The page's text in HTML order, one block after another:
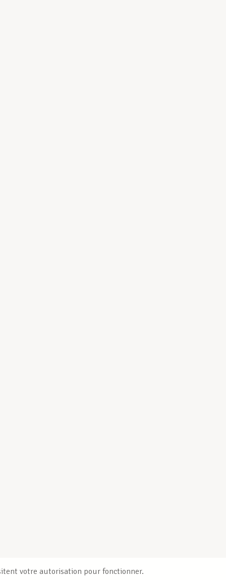
votre autorisation pour fonctionner.